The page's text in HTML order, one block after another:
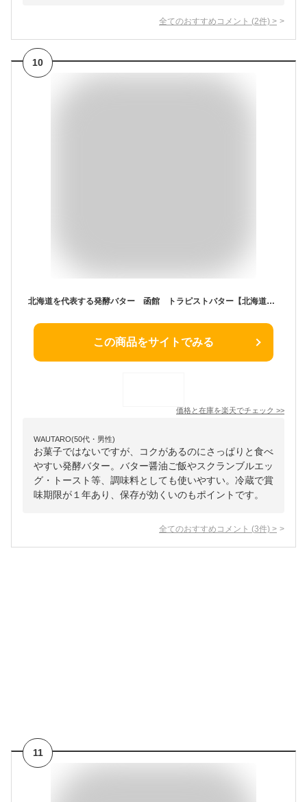
全てのおすすめコメント (2件) >
10
北海道を代表する発酵バター 函館 トラピストバター【北海道土産】
この商品をサイトでみる
価格と在庫を楽天でチェック >>
WAUTARO(50代・男性)
お菓子ではないですが、コクがあるのにさっぱりと食べ
やすい発酵バター。バター醤油ご飯やスクランブルエッ
グ・トースト等、調味料としても使いやすい。冷蔵で賞
味期限が１年あり、保存が効くいのもポイントです。
全てのおすすめコメント (3件) >
11